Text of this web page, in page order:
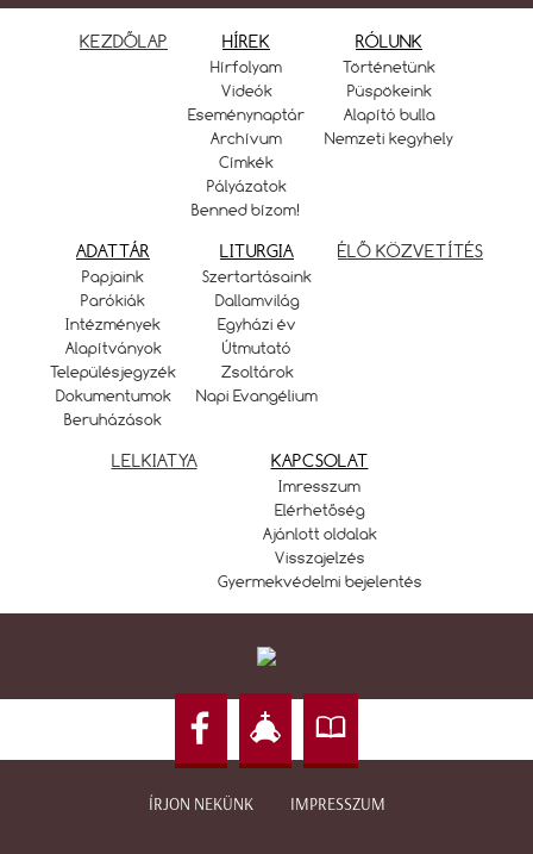
KEZDŐLAP HÍREK
Hírfolyam
Videók
Eseménynaptár
Archívum
Címkék
Pályázatok
Benned bízom!
RÓLUNK
Történetünk
Püspökeink
Alapító bulla
Nemzeti kegyhely
ADATTÁR
Papjaink
Parókiák
Intézmények
Alapítványok
Településjegyzék
Dokumentumok
Beruházások
LITURGIA
Szertartásaink
Dallamvilág
Egyházi év
Útmutató
Zsoltárok
Napi Evangélium
ÉLŐ KÖZVETÍTÉS
LELKIATYA KAPCSOLAT
Imresszum
Elérhetőség
Ajánlott oldalak
Visszajelzés
Gyermekvédelmi bejelentés
ÍRJON NEKÜNK IMPRESSZUM